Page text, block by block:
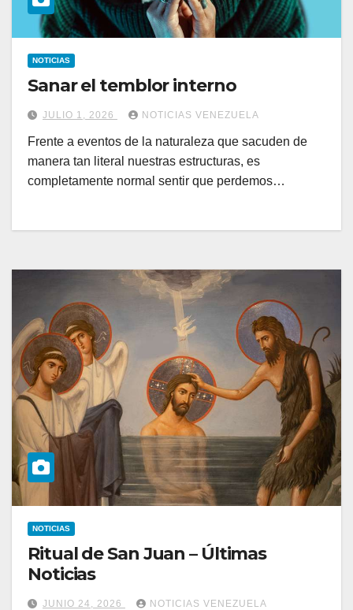
NOTICIAS
Sanar el temblor interno
JULIO 1, 2026 NOTICIAS VENEZUELA
Frente a eventos de la naturaleza que sacuden de
manera tan literal nuestras estructuras, es
completamente normal sentir que perdemos…
NOTICIAS
Ritual de San Juan – Últimas
Noticias
JUNIO 24, 2026 NOTICIAS VENEZUELA